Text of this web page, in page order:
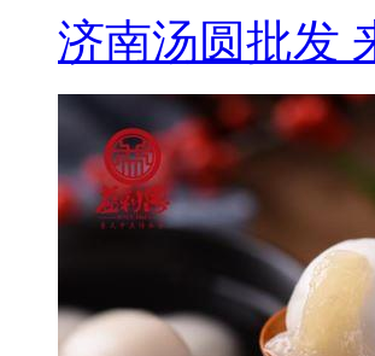
济南汤圆批发